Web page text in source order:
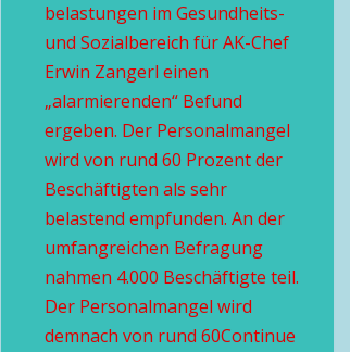
belastungen im Gesundheits-
und Sozialbereich für AK-Chef
Erwin Zangerl einen
„alarmierenden“ Befund
ergeben. Der Personalmangel
wird von rund 60 Prozent der
Beschäftigten als sehr
belastend empfunden. An der
umfangreichen Befragung
nahmen 4.000 Beschäftigte teil.
Der Personalmangel wird
demnach von rund 60Continue